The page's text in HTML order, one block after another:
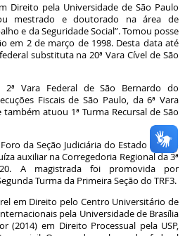
Direito pela Universidade de São Paulo
mestrado e doutorado na área de
e da Seguridade Social”. Tomou posse
em 2 de março de 1998. Desta data até
substituta na 20ª Vara Cível de São
Vara Federal de São Bernardo do
Fiscais de São Paulo, da 6ª Vara
atuou 1ª Turma Recursal de São
da Seção Judiciária do Estado de São
auxiliar na Corregedoria Regional da 3ª
A magistrada foi promovida por
Turma da Primeira Seção do TRF3.
em Direito pelo Centro Universitário de
pela Universidade de Brasília
(2014) em Direito Processual pela USP,